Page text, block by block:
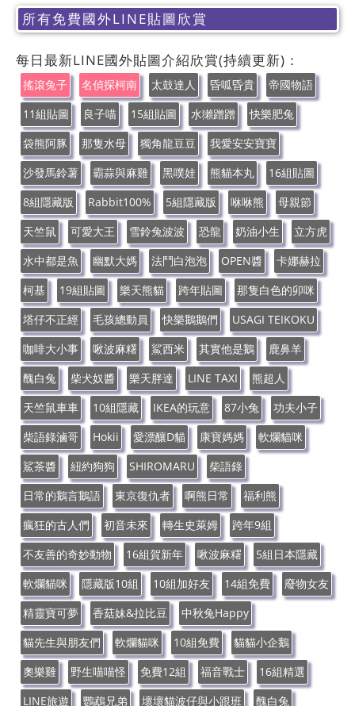
所有免費國外LINE貼圖欣賞
每日最新LINE國外貼圖介紹欣賞(持續更新)：
搖滾兔子 名偵探柯南 太鼓達人 昏呱昏貴
帝國物語
11組貼圖
良子喵 15組貼圖 水獺蹭蹭
快樂肥兔
袋熊阿豚
那隻水母 獨角龍豆豆
我愛安安寶寶
沙發馬鈴薯
霸蒜與麻雞 黑噗娃 熊貓本丸
16組貼圖
8組隱藏版
Rabbit100% 5組隱藏版 咻咻熊
母親節
天竺鼠
可愛大王 雪鈴兔波波 恐龍 奶油小生
立方虎
水中都是魚
幽默大媽 法鬥白泡泡 OPEN醬
卡娜赫拉
柯基
19組貼圖 樂天熊貓 跨年貼圖
那隻白色的卯咪
塔仔不正經
毛孩總動員 快樂鵝鵝們
USAGI TEIKOKU
咖啡大小事
啾波麻糬 鯊西米 其實他是鵝
鹿鼻羊
醜白兔
柴犬奴醬 樂天胖達 LINE TAXI
熊超人
天竺鼠車車
10組隱藏 IKEA的玩意 87小兔
功夫小子
柴語錄滷哥
Hokii 愛漂釀D貓 康寶媽媽
軟爛貓咪
鯊茶醬
紐約狗狗 SHIROMARU
柴語錄
日常的鵝言鵝語
東京復仇者 啊熊日常
福利熊
瘋狂的古人們
初音未來 轉生史萊姆
跨年9組
不友善的奇妙動物
16組賀新年 啾波麻糬
5組日本隱藏
軟爛貓咪
隱藏版10組 10組加好友 14組免費
廢物女友
精靈寶可夢
香菇妹&拉比豆
中秋兔Happy
貓先生與朋友們
軟爛貓咪 10組免費
貓貓小企鵝
奧樂雞
野生喵喵怪 免費12組 福音戰士
16組精選
LINE旅遊
鸚鵡兄弟 壞壞貓波仔與小跟班
醜白兔